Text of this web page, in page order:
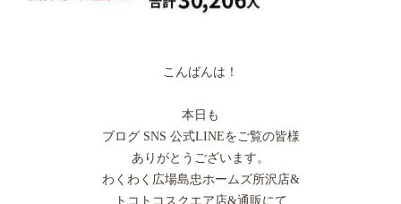
こんばんは！
本日も
ブログ SNS 公式LINEをご覧の皆様
ありがとうございます。
わくわく広場島忠ホームズ所沢店&
トコトコスクエア店&通販にて